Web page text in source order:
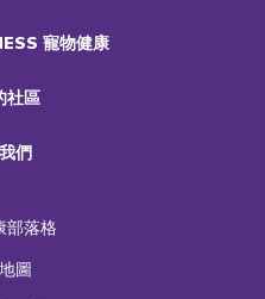
寵物健康
社區
們
部落格
圖